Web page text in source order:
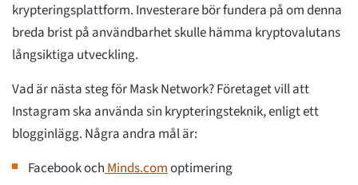
krypteringsplattform. Investerare bör fundera på om denna
breda brist på användbarhet skulle hämma kryptovalutans
långsiktiga utveckling.
Vad är nästa steg för Mask Network? Företaget vill att
Instagram ska använda sin krypteringsteknik, enligt ett
blogginlägg. Några andra mål är:
Facebook ochMinds.comoptimering